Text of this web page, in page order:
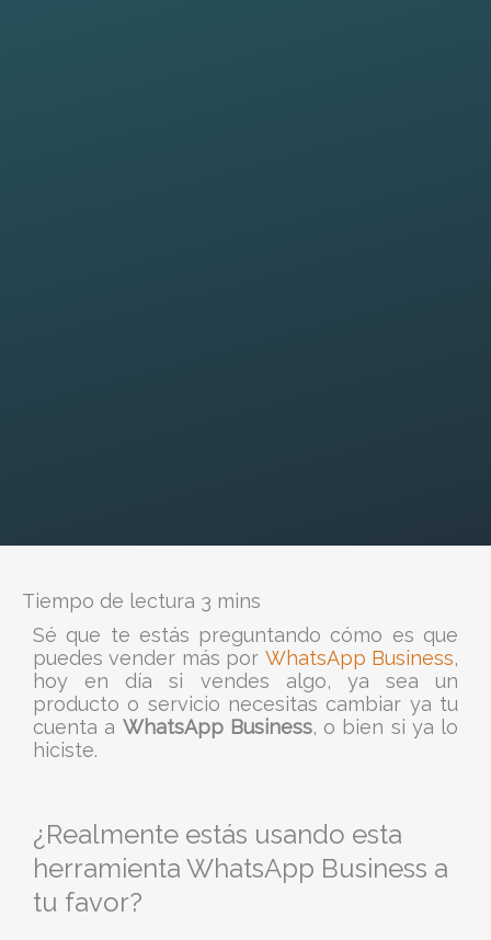
Sé que te estás preguntando cómo es que
puedes vender más por WhatsApp Business,
hoy en día si vendes algo, ya sea un
producto o servicio necesitas cambiar ya tu
cuenta a WhatsApp Business, o bien si ya lo
hiciste.
¿Realmente estás usando esta
herramienta WhatsApp Business a
tu favor?